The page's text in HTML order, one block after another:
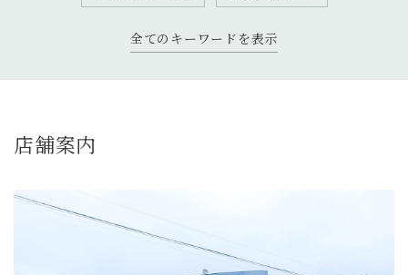
全てのキーワードを表示
店舗案内